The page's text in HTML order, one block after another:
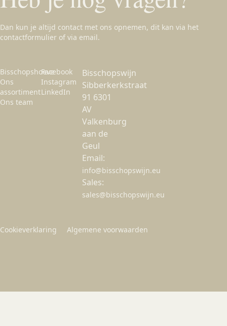
Dan kun je altijd contact met ons opnemen, dit kan via het
contactformulier of via email.
Bisschopshoeve
Ons
assortiment
Ons team
Facebook
Instagram
LinkedIn
Bisschopswijn
Sibberkerkstraat
91 6301
AV
Valkenburg
aan de
Geul
Email:
info@bisschopswijn.eu
Sales:
sales@bisschopswijn.eu
Cookieverklaring Algemene voorwaarden